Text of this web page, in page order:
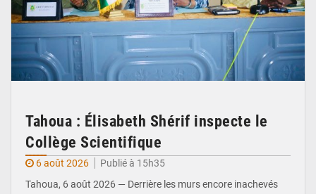
Tahoua : Élisabeth Shérif inspecte le
Collège Scientifique
6 août 2026
Publié à 15h35
Tahoua, 6 août 2026 — Derrière les murs encore inachevés